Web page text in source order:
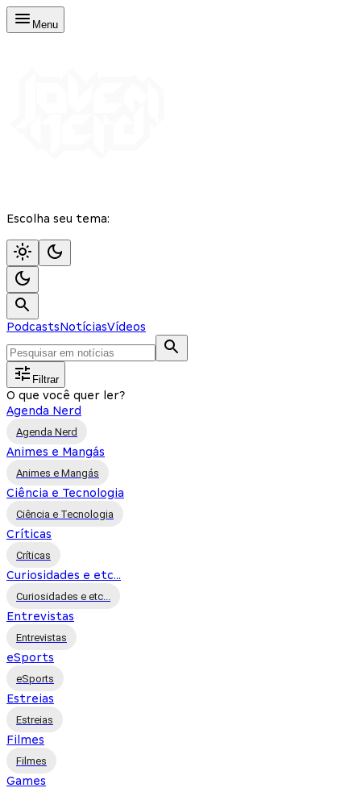
Menu
Escolha seu tema:
PodcastsNotíciasVídeos
Filtrar
O que você quer ler?
Agenda Nerd
Agenda Nerd
Animes e Mangás
Animes e Mangás
Ciência e Tecnologia
Ciência e Tecnologia
Críticas
Críticas
Curiosidades e etc...
Curiosidades e etc...
Entrevistas
Entrevistas
eSports
eSports
Estreias
Estreias
Filmes
Filmes
Games